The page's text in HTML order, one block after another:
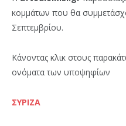
κομμάτων που θα
Σεπτεμβρίου.
Κάνοντας κλικ στους
ονόματα των υποψηφίων
ΣΥΡΙΖΑ